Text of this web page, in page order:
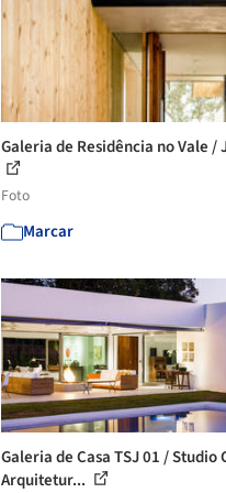
Galeria de Residência no Vale /
Foto
Marcar
Galeria de Casa TSJ 01 / Studio
Arquitetur...